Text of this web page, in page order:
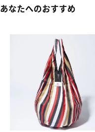
あなたへのおすすめ